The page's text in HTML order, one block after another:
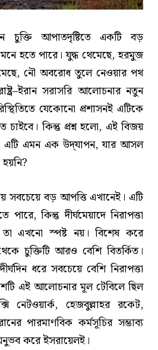
চুক্তি আপাতদৃষ্টিতে একটি বড়
হতে পারে। যুদ্ধ থেমেছে, হরমুজ
নৌ অবরোধ তুলে নেওয়ার পথ
সরাসরি আলোচনার নতুন
যেকোনো প্রশাসনই এটিকে
চাইবে। কিন্তু প্রশ্ন হলো, এই বিজয়
এটি এমন এক উদ্‌যাপন, যার আসল
সবচেয়ে বড় আপত্তি এখানেই। এটি
পারে, কিন্তু দীর্ঘমেয়াদে নিরাপত্তা
এখনো স্পষ্ট নয়। বিশেষ করে
চুক্তিটি আরও বেশি বিতর্কিত।
ধরে সবচেয়ে বেশি নিরাপত্তা
এই আলোচনার মূল টেবিলে ছিল
নেটওয়ার্ক, হেজবুল্লাহর রকেট,
পারমাণবিক কর্মসূচির সম্ভাব্য
করে ইসরায়েলই।